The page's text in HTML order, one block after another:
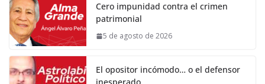
Cero impunidad contra el crimen
patrimonial
5 de agosto de 2026
El opositor incómodo… o el defensor